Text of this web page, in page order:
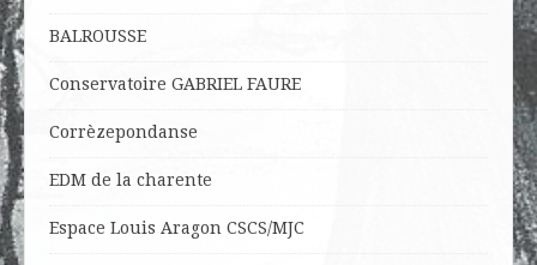
BALROUSSE
Conservatoire GABRIEL FAURE
Corrèzepondanse
EDM de la charente
Espace Louis Aragon CSCS/MJC